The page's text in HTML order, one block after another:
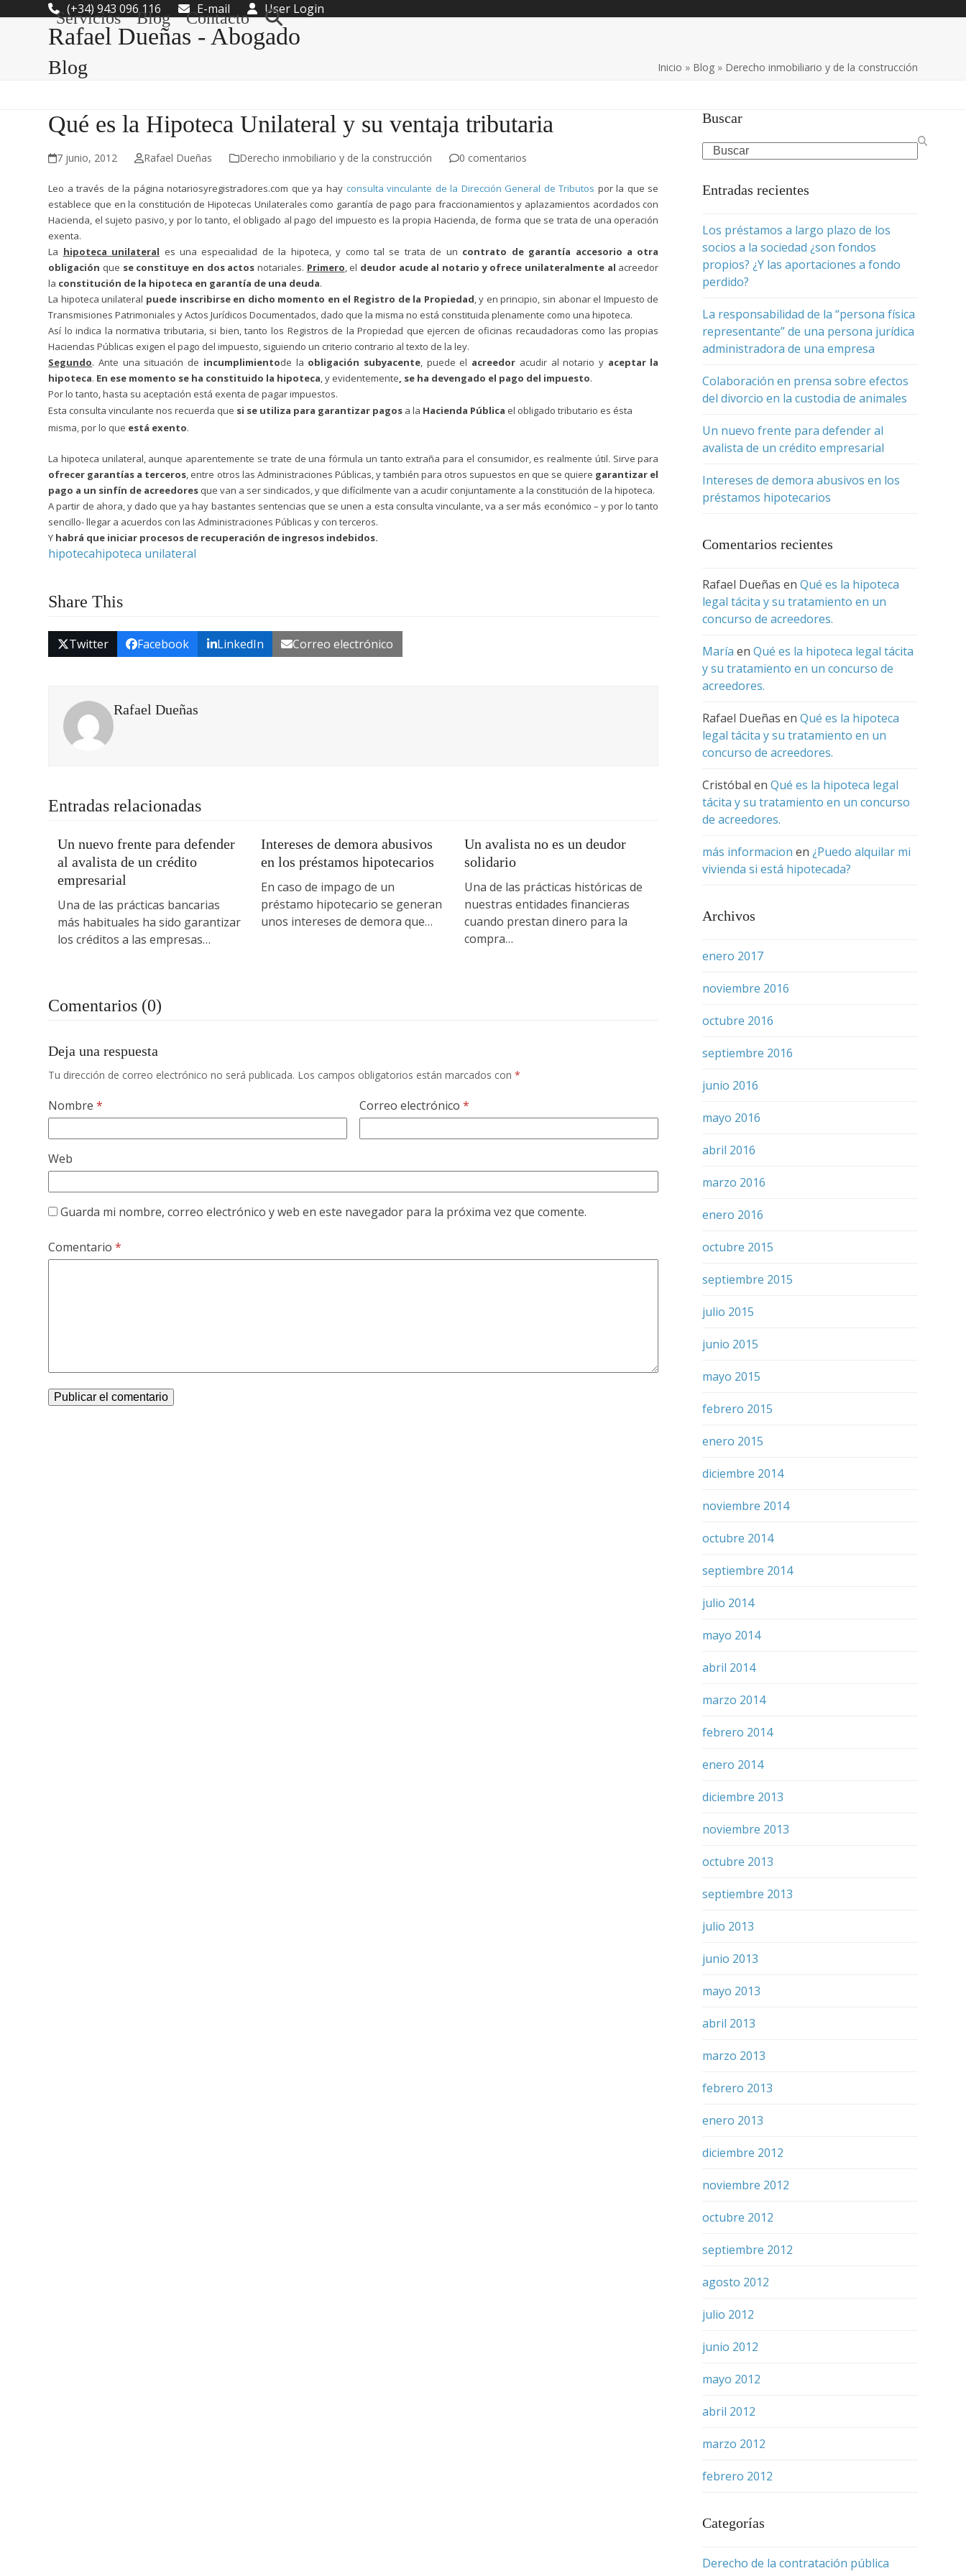
(+34) 943 096 116 E-mail User Login
Rafael Dueñas - Abogado
Servicios Blog Contacto
Blog Inicio » Blog» Derecho inmobiliario y de la construcción
Qué es la Hipoteca Unilateral y su ventaja tributaria
7 junio, 2012 Rafael Dueñas Derecho inmobiliario y de la construcción 0 comentarios
Leo a través de la página notariosyregistradores.com que ya hay consulta vinculante de la Dirección General de Tributos por la que se
establece que en la constitución de Hipotecas Unilaterales como garantía de pago para fraccionamientos y aplazamientos acordados con
Hacienda, el sujeto pasivo, y por lo tanto, el obligado al pago del impuesto es la propia Hacienda, de forma que se trata de una operación
exenta.
La hipoteca unilateral es una especialidad de la hipoteca, y como tal se trata de un contrato de garantía accesorio a otra
obligación que se constituye en dos actos notariales. Primero, el deudor acude al notario y ofrece unilateralmente al acreedor
la constitución de la hipoteca en garantía de una deuda.
La hipoteca unilateral puede inscribirse en dicho momento en el Registro de la Propiedad, y en principio, sin abonar el Impuesto de
Transmisiones Patrimoniales y Actos Jurídicos Documentados, dado que la misma no está constituida plenamente como una hipoteca.
Así lo indica la normativa tributaria, si bien, tanto los Registros de la Propiedad que ejercen de oficinas recaudadoras como las propias
Haciendas Públicas exigen el pago del impuesto, siguiendo un criterio contrario al texto de la ley.
Segundo. Ante una situación de incumplimientode la obligación subyacente, puede el acreedor acudir al notario y aceptar la
hipoteca. En ese momento se ha constituido la hipoteca, y evidentemente, se ha devengado el pago del impuesto.
Por lo tanto, hasta su aceptación está exenta de pagar impuestos.
Esta consulta vinculante nos recuerda que si se utiliza para garantizar pagos a la Hacienda Pública el obligado tributario es ésta
misma, por lo que está exento.
La hipoteca unilateral, aunque aparentemente se trate de una fórmula un tanto extraña para el consumidor, es realmente útil. Sirve para
ofrecer garantías a terceros, entre otros las Administraciones Públicas, y también para otros supuestos en que se quiere garantizar el
pago a un sinfín de acreedores que van a ser sindicados, y que difícilmente van a acudir conjuntamente a la constitución de la hipoteca.
A partir de ahora, y dado que ya hay bastantes sentencias que se unen a esta consulta vinculante, va a ser más económico – y por lo tanto
sencillo- llegar a acuerdos con las Administraciones Públicas y con terceros.
Y habrá que iniciar procesos de recuperación de ingresos indebidos.
hipotecahipoteca unilateral
Share This
Twitter Facebook LinkedIn Correo electrónico
Rafael Dueñas
Entradas relacionadas
Un nuevo frente para defender
al avalista de un crédito
empresarial
Una de las prácticas bancarias
más habituales ha sido garantizar
los créditos a las empresas…
Intereses de demora abusivos
en los préstamos hipotecarios
En caso de impago de un
préstamo hipotecario se generan
unos intereses de demora que…
Un avalista no es un deudor
solidario
Una de las prácticas históricas de
nuestras entidades financieras
cuando prestan dinero para la
compra…
Comentarios (0)
Deja una respuesta
Tu dirección de correo electrónico no será publicada. Los campos obligatorios están marcados con*
Nombre* Correo electrónico*
Web
Guarda mi nombre, correo electrónico y web en este navegador para la próxima vez que comente.
Comentario*
Buscar
Search
Entradas recientes
Los préstamos a largo plazo de los
socios a la sociedad ¿son fondos
propios? ¿Y las aportaciones a fondo
perdido?
La responsabilidad de la “persona física
representante” de una persona jurídica
administradora de una empresa
Colaboración en prensa sobre efectos
del divorcio en la custodia de animales
Un nuevo frente para defender al
avalista de un crédito empresarial
Intereses de demora abusivos en los
préstamos hipotecarios
Comentarios recientes
Rafael Dueñas en Qué es la hipoteca
legal tácita y su tratamiento en un
concurso de acreedores.
María en Qué es la hipoteca legal tácita
y su tratamiento en un concurso de
acreedores.
Rafael Dueñas en Qué es la hipoteca
legal tácita y su tratamiento en un
concurso de acreedores.
Cristóbal en Qué es la hipoteca legal
tácita y su tratamiento en un concurso
de acreedores.
más informacion en ¿Puedo alquilar mi
vivienda si está hipotecada?
Archivos
enero 2017
noviembre 2016
octubre 2016
septiembre 2016
junio 2016
mayo 2016
abril 2016
marzo 2016
enero 2016
octubre 2015
septiembre 2015
julio 2015
junio 2015
mayo 2015
febrero 2015
enero 2015
diciembre 2014
noviembre 2014
octubre 2014
septiembre 2014
julio 2014
mayo 2014
abril 2014
marzo 2014
febrero 2014
enero 2014
diciembre 2013
noviembre 2013
octubre 2013
septiembre 2013
julio 2013
junio 2013
mayo 2013
abril 2013
marzo 2013
febrero 2013
enero 2013
diciembre 2012
noviembre 2012
octubre 2012
septiembre 2012
agosto 2012
julio 2012
junio 2012
mayo 2012
abril 2012
marzo 2012
febrero 2012
Categorías
Derecho de la contratación pública